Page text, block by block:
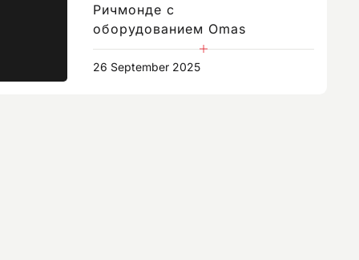
Ричмонде с
оборудованием Omas
26 September 2025